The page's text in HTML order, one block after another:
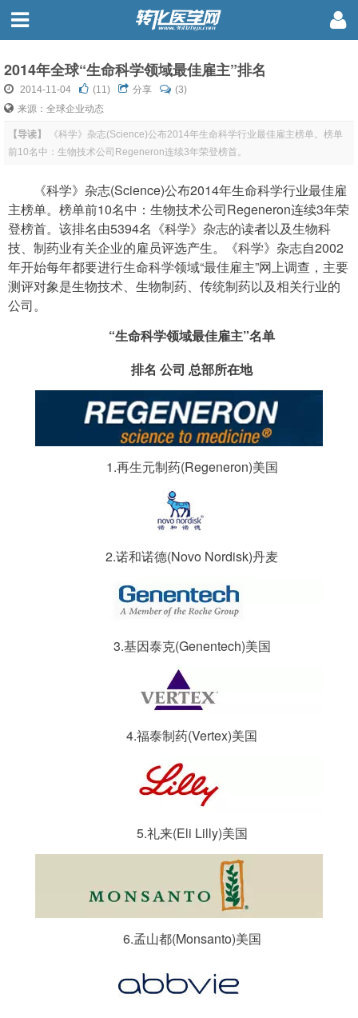
2014年全球“生命科学领域最佳雇主”排名
2014-11-04 (11) 分享
(3)
来源：全球企业动态
【导读】
《科学》杂志(Science)公布2014年生命科学行业最佳雇主榜单。榜单
前10名中：生物技术公司Regeneron连续3年荣登榜首。
《科学》杂志(Science)公布2014年生命科学行业最佳雇
主榜单。榜单前10名中：生物技术公司Regeneron连续3年荣
登榜首。该排名由5394名《科学》杂志的读者以及生物科
技、制药业有关企业的雇员评选产生。《科学》杂志自2002
年开始每年都要进行生命科学领域“最佳雇主”网上调查，主要
测评对象是生物技术、生物制药、传统制药以及相关行业的
公司。
“生命科学领域最佳雇主”名单
排名 公司 总部所在地
1.再生元制药(Regeneron)美国
2.诺和诺德(Novo Nordisk)丹麦
3.基因泰克(Genentech)美国
4.福泰制药(Vertex)美国
5.礼来(Eli Lilly)美国
6.孟山都(Monsanto)美国